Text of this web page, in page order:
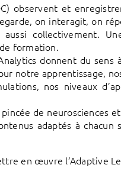
observent et
on interagit, on
collectivement.
formation.
donnent du sens
notre apprentissage,
nos niveaux
de neurosciences
adaptés à chacun
en œuvre l’Adaptive